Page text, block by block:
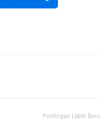
Postingan Lebih Baru